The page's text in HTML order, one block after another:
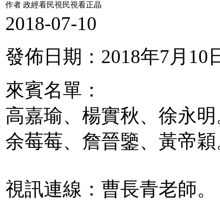
作者 政經看民視民視看正晶
2018-07-10
發佈日期：2018年7月10
來賓名單：
高嘉瑜、楊實秋、徐永
余莓莓、詹晉鑒、黃帝
視訊連線：曹長青老師。